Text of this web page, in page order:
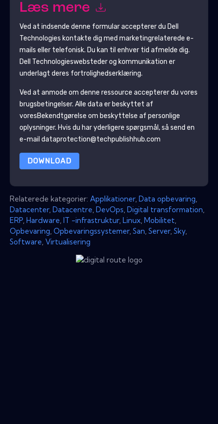
Læs mere
Ved at indsende denne formular accepterer du Dell
Technologies kontakte dig med marketingrelaterede e-
mails eller telefonisk. Du kan til enhver tid afmelde dig.
Dell Technologieswebsteder og kommunikation er
underlagt deres fortrolighedserklæring.
Ved at anmode om denne ressource accepterer du vores
brugsbetingelser. Alle data er beskyttet af
voresBekendtgørelse om beskyttelse af personlige
oplysninger. Hvis du har yderligere spørgsmål, så send en
e-mail dataprotection@techpublishhub.com
DOWNLOAD
Relaterede kategorier: Applikationer, Data opbevaring
Datacenter, Datacentre DevOps Digital transformation
ERP Hardware IT -infrastruktur, Linux Mobilitet
Opbevaring Opbevaringssystemer, San Server, Sky
Software Virtualisering